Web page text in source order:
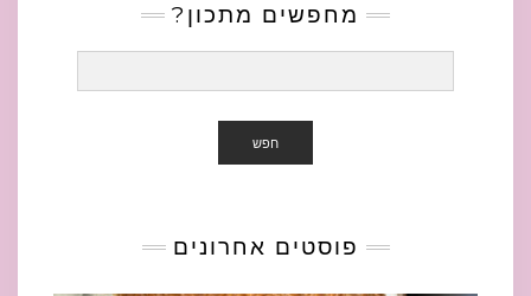
מחפשים מתכון?
חפש
פוסטים אחרונים